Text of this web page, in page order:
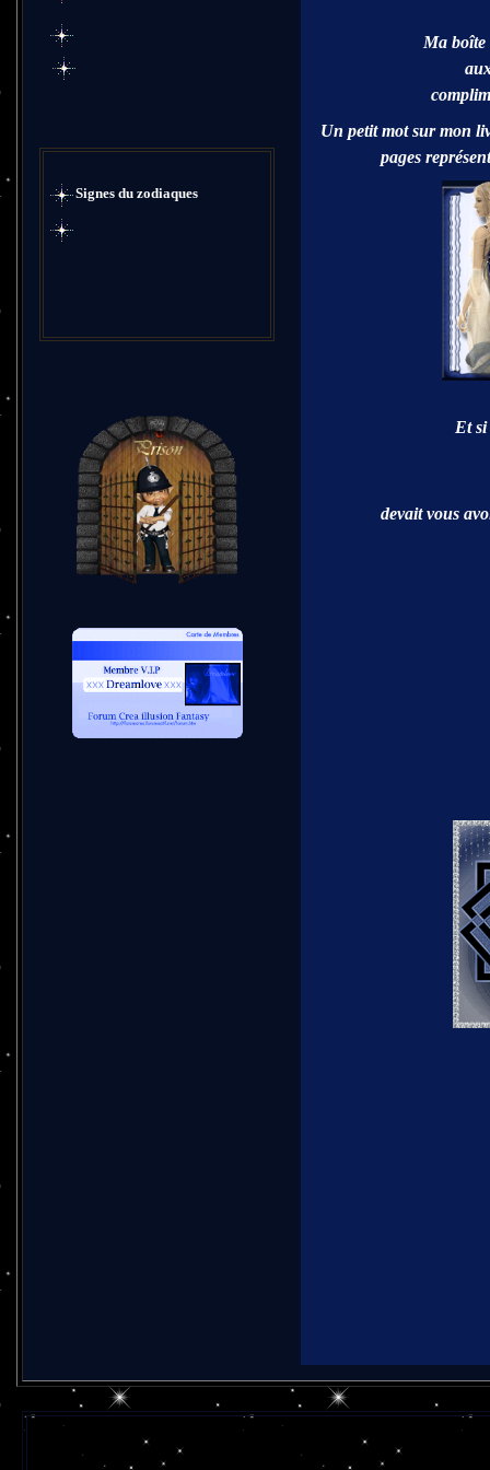
Signes du zodiaques
Ma boîte
Un petit mot sur mon
pages
Et
devait vous